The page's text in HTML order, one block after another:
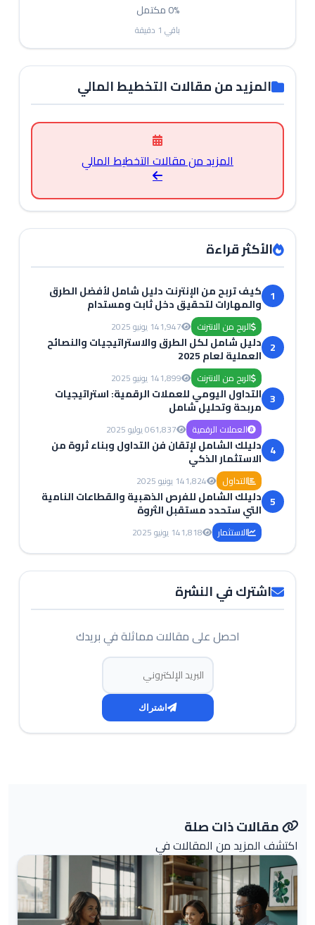
0%مكتمل
باقي 1 دقيقة
المزيد من مقالات التخطيط المالي
المزيد من مقالات التخطيط المالي
الأكثر قراءة
1 كيف تربح من الإنترنت دليل شامل لأفضل الطرق
والمهارات لتحقيق دخل ثابت ومستدام
الربح من الانترنت 1,94714 يونيو 2025
2 دليل شامل لكل الطرق والاستراتيجيات والنصائح
العملية لعام 2025
الربح من الانترنت 1,89914 يونيو 2025
3 التداول اليومي للعملات الرقمية: استراتيجيات
مربحة وتحليل شامل
العملات الرقمية 1,83706 يوليو 2025
4 دليلك الشامل لإتقان فن التداول وبناء ثروة من
الاستثمار الذكي
التداول 1,82414 يونيو 2025
5 دليلك الشامل للفرص الذهبية والقطاعات النامية
التي ستحدد مستقبل الثروة
الاستثمار 1,81814 يونيو 2025
اشترك في النشرة
احصل على مقالات مماثلة في بريدك
البريد الإلكتروني
اشتراك
مقالات ذات صلة
اكتشف المزيد من المقالات في